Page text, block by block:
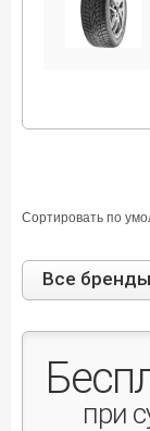
Сортировать по
Все
при